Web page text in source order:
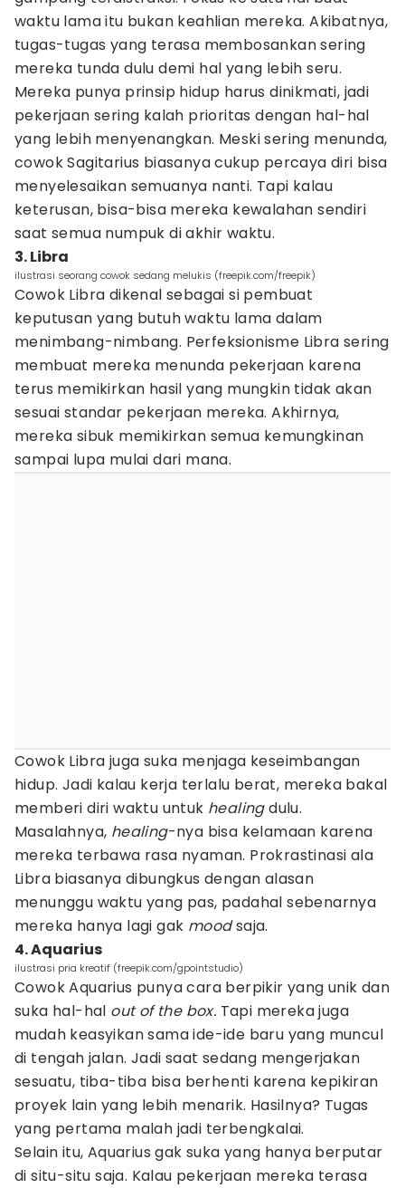
waktu lama itu bukan keahlian mereka. Akibatnya,
tugas-tugas yang terasa membosankan sering
mereka tunda dulu demi hal yang lebih seru.
Mereka punya prinsip hidup harus dinikmati, jadi
pekerjaan sering kalah prioritas dengan hal-hal
yang lebih menyenangkan. Meski sering menunda,
cowok Sagitarius biasanya cukup percaya diri bisa
menyelesaikan semuanya nanti. Tapi kalau
keterusan, bisa-bisa mereka kewalahan sendiri
saat semua numpuk di akhir waktu.
3. Libra
ilustrasi seorang cowok sedang melukis (freepik.com/freepik)
Cowok Libra dikenal sebagai si pembuat
keputusan yang butuh waktu lama dalam
menimbang-nimbang. Perfeksionisme Libra sering
membuat mereka menunda pekerjaan karena
terus memikirkan hasil yang mungkin tidak akan
sesuai standar pekerjaan mereka. Akhirnya,
mereka sibuk memikirkan semua kemungkinan
sampai lupa mulai dari mana.
Cowok Libra juga suka menjaga keseimbangan
hidup. Jadi kalau kerja terlalu berat, mereka bakal
memberi diri waktu untuk healingdulu.
Masalahnya, healing-nya bisa kelamaan karena
mereka terbawa rasa nyaman. Prokrastinasi ala
Libra biasanya dibungkus dengan alasan
menunggu waktu yang pas, padahal sebenarnya
mereka hanya lagi gak moodsaja.
4. Aquarius
ilustrasi pria kreatif (freepik.com/gpointstudio)
Cowok Aquarius punya cara berpikir yang unik dan
suka hal-hal out of the box. Tapi mereka juga
mudah keasyikan sama ide-ide baru yang muncul
di tengah jalan. Jadi saat sedang mengerjakan
sesuatu, tiba-tiba bisa berhenti karena kepikiran
proyek lain yang lebih menarik. Hasilnya? Tugas
yang pertama malah jadi terbengkalai.
Selain itu, Aquarius gak suka yang hanya berputar
di situ-situ saja. Kalau pekerjaan mereka terasa